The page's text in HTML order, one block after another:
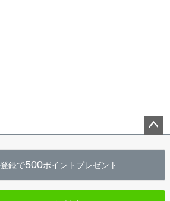
へ
録で500ポイントプレゼント